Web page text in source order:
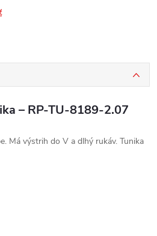
– RP-TU-8189-2.07
Má výstrih do V a dlhý rukáv. Tunika